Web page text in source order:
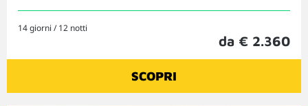
14 giorni / 12 notti
da € 2.360
SCOPRI